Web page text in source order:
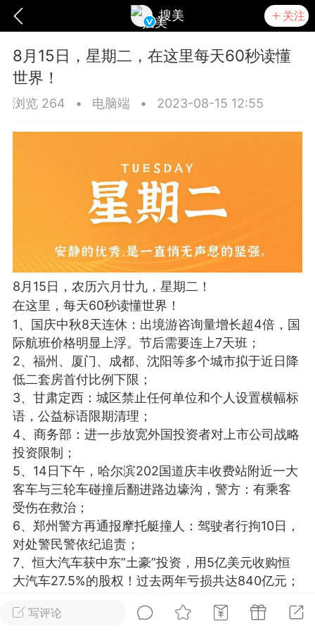
搜美 关注
爆汗熊 卡卡动能素 无创溶斑术
美业357 芯诗妍 卡卡美业
每次200金币
师 小熊水光
爆汗熊
脂
卡卡动能素
建术
DRYY面膜 微晶溶斑术
爆款平台 Lv.8 靓号
加盟商
26 23:18
电脑端
闪充小白罐
本/双效闪充，养出紧致小白脸！一、项
充小白罐 = 闪充大白肌（仪器）× 草本
产品）×极光嫩肤啫喱（产品）这是一套
护...写评论
8月15日，星期二，在这里每天60秒读懂
世界！
浏览 264 • 电脑端 • 2023-08-15 12:55
8月15日，农历六月廿九，星期二！
在这里，每天60秒读懂世界！
1、国庆中秋8天连休：出境游咨询量增长超4倍，国
际航班价格明显上浮。节后需要连上7天班；
2、福州、厦门、成都、沈阳等多个城市拟于近日降
低二套房首付比例下限；
3、甘肃定西：城区禁止任何单位和个人设置横幅标
语，公益标语限期清理；
4、商务部：进一步放宽外国投资者对上市公司战略
投资限制；
5、14日下午，哈尔滨202国道庆丰收费站附近一大
客车与三轮车碰撞后翻进路边壕沟，警方：有乘客
受伤在救治；
6、郑州警方再通报摩托艇撞人：驾驶者行拘10日，
对处警民警依纪追责；
7、恒大汽车获中东”土豪”投资，用5亿美元收购恒
大汽车27.5%的股权！过去两年亏损共达840亿元；
市场车辆数据存储在境内；特斯拉Model Y宣布再降